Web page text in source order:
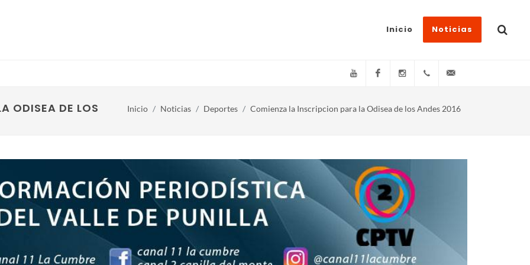
Inicio Noticias
YouTube FacebookInstagram(+54)(9)3548-576073
ODISEA DE LOS ANDES 2016
Inicio Noticias Deportes Comienza la Inscripcion para la Odisea de los Andes 2016